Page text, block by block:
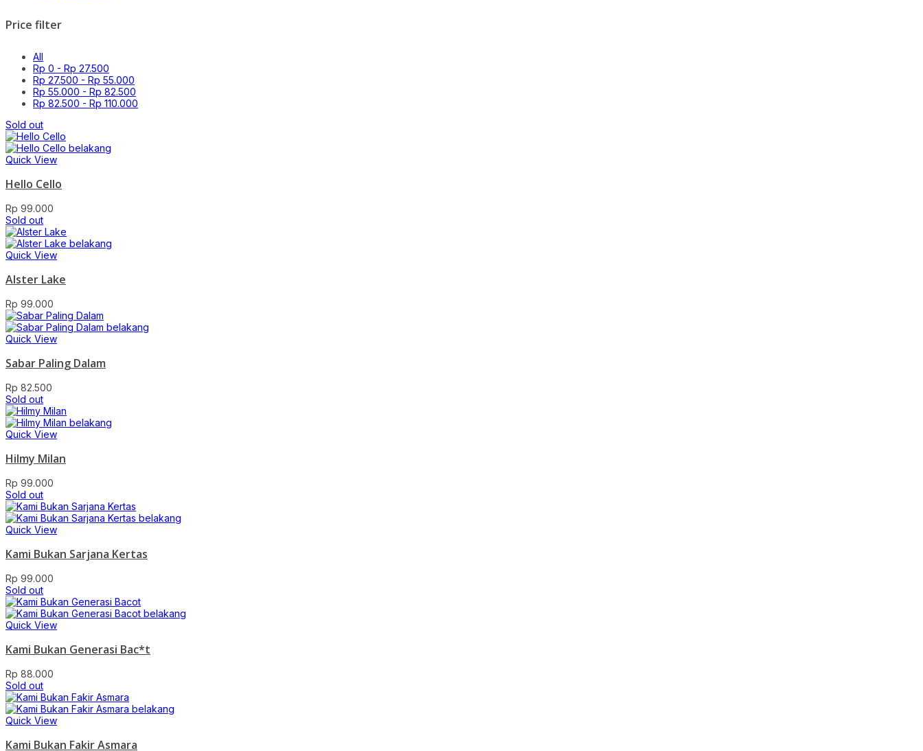
Price filter
All
Rp 0 - Rp 27.500
Rp 27.500 - Rp 55.000
Rp 55.000 - Rp 82.500
Rp 82.500 - Rp 110.000
Sold out
Quick View
Hello Cello
Rp 99.000
Sold out
Quick View
Alster Lake
Rp 99.000
Quick View
Sabar Paling Dalam
Rp 82.500
Sold out
Quick View
Hilmy Milan
Rp 99.000
Sold out
Quick View
Kami Bukan Sarjana Kertas
Rp 99.000
Sold out
Quick View
Kami Bukan Generasi Bac*t
Rp 88.000
Sold out
Quick View
Kami Bukan Fakir Asmara